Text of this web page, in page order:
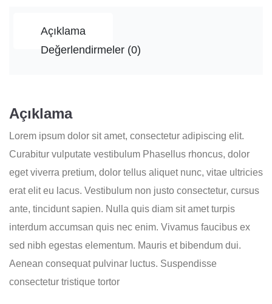
Açıklama
Değerlendirmeler (0)
Açıklama
Lorem ipsum dolor sit amet, consectetur adipiscing elit.
Curabitur vulputate vestibulum Phasellus rhoncus, dolor
eget viverra pretium, dolor tellus aliquet nunc, vitae ultricies
erat elit eu lacus. Vestibulum non justo consectetur, cursus
ante, tincidunt sapien. Nulla quis diam sit amet turpis
interdum accumsan quis nec enim. Vivamus faucibus ex
sed nibh egestas elementum. Mauris et bibendum dui.
Aenean consequat pulvinar luctus. Suspendisse
consectetur tristique tortor